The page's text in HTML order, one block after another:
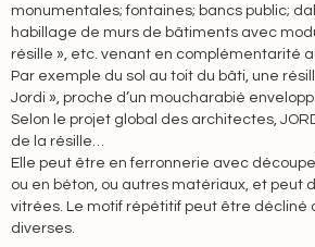
monumentales; fontaines; bancs public;
habillage de murs de bâtiments avec
résille », etc. venant en complémentarité
Par exemple du sol au toit du bâti, une
Jordi », proche d’un moucharabié
Selon le projet global des architectes,
de la résille…
Elle peut être en ferronnerie avec
ou en béton, ou autres matériaux, et peut
vitrées. Le motif répétitif peut être décliné
diverses.